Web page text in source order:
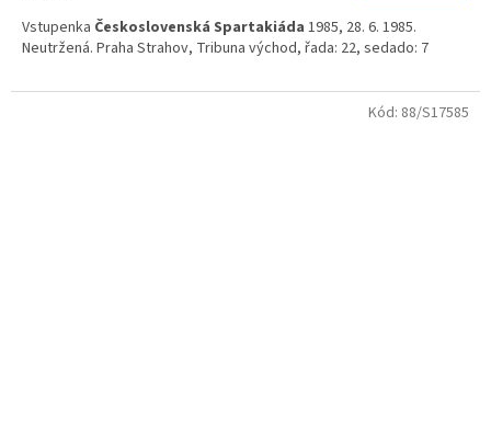
Vstupenka Československá Spartakiáda 1985, 28. 6. 1985.
Neutržená. Praha Strahov, Tribuna východ, řada: 22, sedado: 7
Kód: 88/S17585